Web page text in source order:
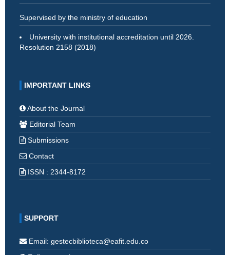
Supervised by the ministry of education
University with institutional accreditation until 2026.
Resolution 2158 (2018)
IMPORTANT LINKS
About the Journal
Editorial Team
Submissions
Contact
ISSN : 2344-8172
SUPPORT
Email: gestecbiblioteca@eafit.edu.co